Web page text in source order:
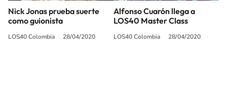
Nick Jonas prueba suerte
como guionista
LOS40 Colombia 28/04/2020
Alfonso Cuarón llega a
LOS40 Master Class
LOS40 Colombia 28/04/2020